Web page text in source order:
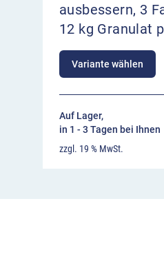
ausbessern, 3
12 kg Granulat
Variante wählen
Auf Lager,
in 1 - 3 Tagen bei Ihnen
zzgl. 19 % MwSt.